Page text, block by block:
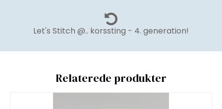
Let's Stitch @.. korssting - 4. generation!
Relaterede produkter